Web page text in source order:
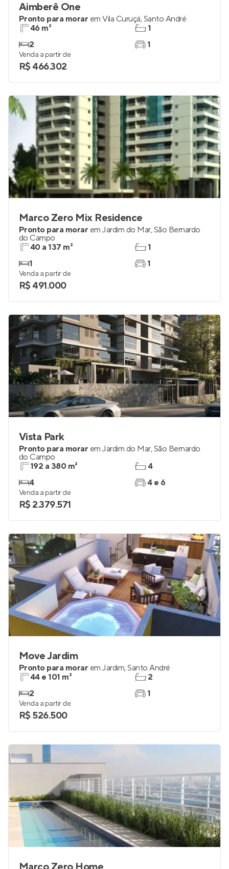
Aimberê One
Pronto para morar em Vila Curuçá,Santo André
46 m²
2
1
1
Venda a partir de
R$ 466.302
Marco Zero Mix Residence
Pronto para morar em Jardim do Mar,São Bernardo
do Campo
40 a 137 m²
1
1
1
Venda a partir de
R$ 491.000
Vista Park
Pronto para morar em Jardim do Mar,São Bernardo
do Campo
192 a 380 m²
4
4
4 e 6
Venda a partir de
R$ 2.379.571
Move Jardim
Pronto para morar em Jardim,Santo André
44 e 101 m²
2
2
1
Venda a partir de
R$ 526.500